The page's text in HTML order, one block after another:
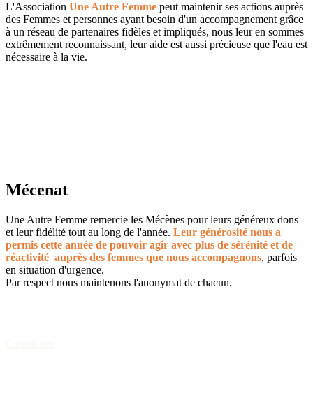
L'Association Une Autre Femme peut maintenir ses actions auprès
des Femmes et personnes ayant besoin d'un accompagnement grâce
à un réseau de partenaires fidèles et impliqués, nous leur en sommes
extrêmement reconnaissant, leur aide est aussi précieuse que l'eau est
nécessaire à la vie.
Mécenat
Une Autre Femme remercie les Mécènes pour leurs généreux dons
et leur fidélité tout au long de l'année. Leur générosité nous a
permis cette année de pouvoir agir avec plus de sérénité et de
réactivité auprès des femmes que nous accompagnons, parfois
en situation d'urgence.
Par respect nous maintenons l'anonymat de chacun.